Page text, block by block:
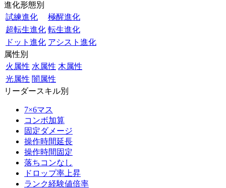
進化形態別
試練進化
極醒進化
超転生進化 転生進化
ドット進化 アシスト進化
属性別
火属性 水属性 木属性
光属性 闇属性
リーダースキル別
7×6マス
コンボ加算
固定ダメージ
操作時間延長
操作時間固定
落ちコンなし
ドロップ率上昇
ランク経験値倍率